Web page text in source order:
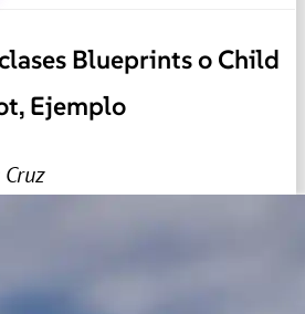
Blueprints o Child
Ejemplo